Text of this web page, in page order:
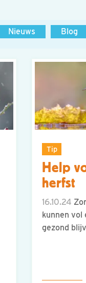
Nieuws Blog
Tip
Help
herfst
16.10.24
kunnen vol
gezond